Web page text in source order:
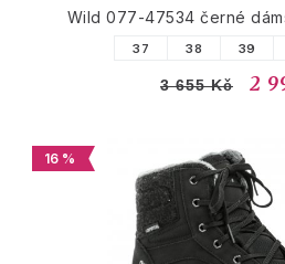
Wild 077-47534 černé
37 38 39
3 655 Kč 2
16 %